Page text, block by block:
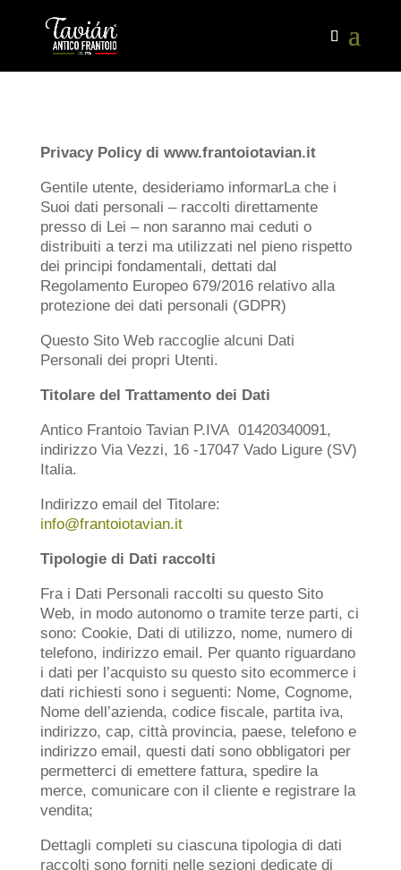
Privacy Policy di www.frantoiotavian.it
Gentile utente, desideriamo informarLa che i
Suoi dati personali – raccolti direttamente
presso di Lei – non saranno mai ceduti o
distribuiti a terzi ma utilizzati nel pieno rispetto
dei principi fondamentali, dettati dal
Regolamento Europeo 679/2016 relativo alla
protezione dei dati personali (GDPR)
Questo Sito Web raccoglie alcuni Dati
Personali dei propri Utenti.
Titolare del Trattamento dei Dati
Antico Frantoio Tavian P.IVA 01420340091,
indirizzo Via Vezzi, 16 -17047 Vado Ligure (SV)
Italia.
Indirizzo email del Titolare:
info@frantoiotavian.it
Tipologie di Dati raccolti
Fra i Dati Personali raccolti su questo Sito
Web, in modo autonomo o tramite terze parti, ci
sono: Cookie, Dati di utilizzo, nome, numero di
telefono, indirizzo email. Per quanto riguardano
i dati per l’acquisto su questo sito ecommerce i
dati richiesti sono i seguenti: Nome, Cognome,
Nome dell’azienda, codice fiscale, partita iva,
indirizzo, cap, città provincia, paese, telefono e
indirizzo email, questi dati sono obbligatori per
permetterci di emettere fattura, spedire la
merce, comunicare con il cliente e registrare la
vendita;
Dettagli completi su ciascuna tipologia di dati
raccolti sono forniti nelle sezioni dedicate di